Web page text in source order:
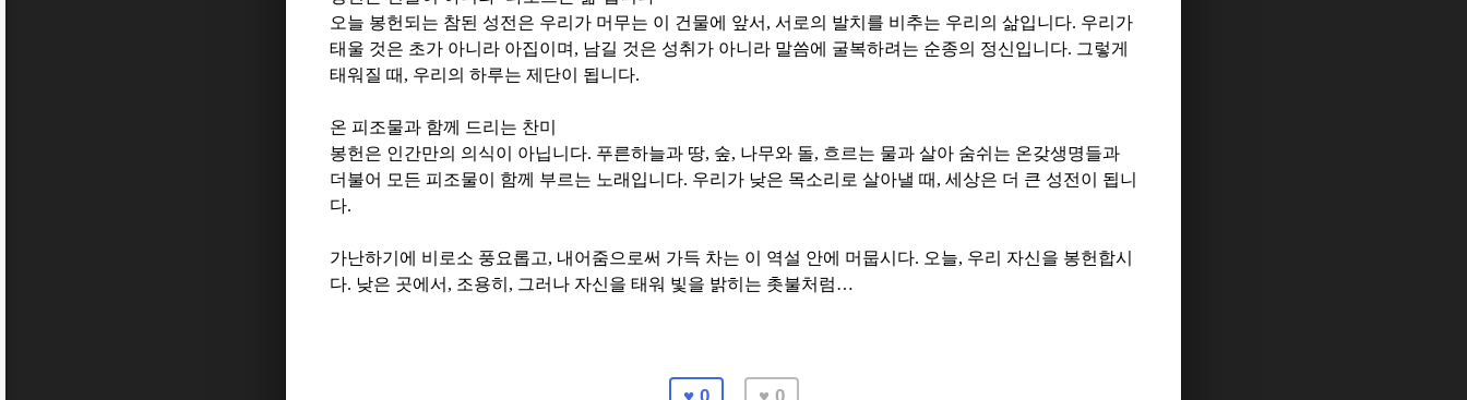
오늘 봉헌되는 참된 성전은 우리가 머무는 이 건물에 앞서 , 서로의 발치를 비추는 우리의 삶입니다. 우리가
태울 것은 초가 아니라 아집이며 , 남길 것은 성취가 아니라 말씀에 굴복하려는 순종의 정신입니다. 그렇게
태워질 때 , 우리의 하루는 제단이 됩니다.
온 피조물과 함께 드리는 찬미
봉헌은 인간만의 의식이 아닙니다. 푸른하늘과 땅, 숲, 나무와 돌, 흐르는 물과 살아 숨쉬는 온갖생명들과
더불어 모든 피조물이 함께 부르는 노래입니다. 우리가 낮은 목소리로 살아낼 때 , 세상은 더 큰 성전이 됩니
다.
가난하기에 비로소 풍요롭고, 내어줌으로써 가득 차는 이 역설 안에 머뭅시다. 오늘, 우리 자신을 봉헌합시
다. 낮은 곳에서 , 조용히 , 그러나 자신을 태워 빛을 밝히는 촛불처럼…